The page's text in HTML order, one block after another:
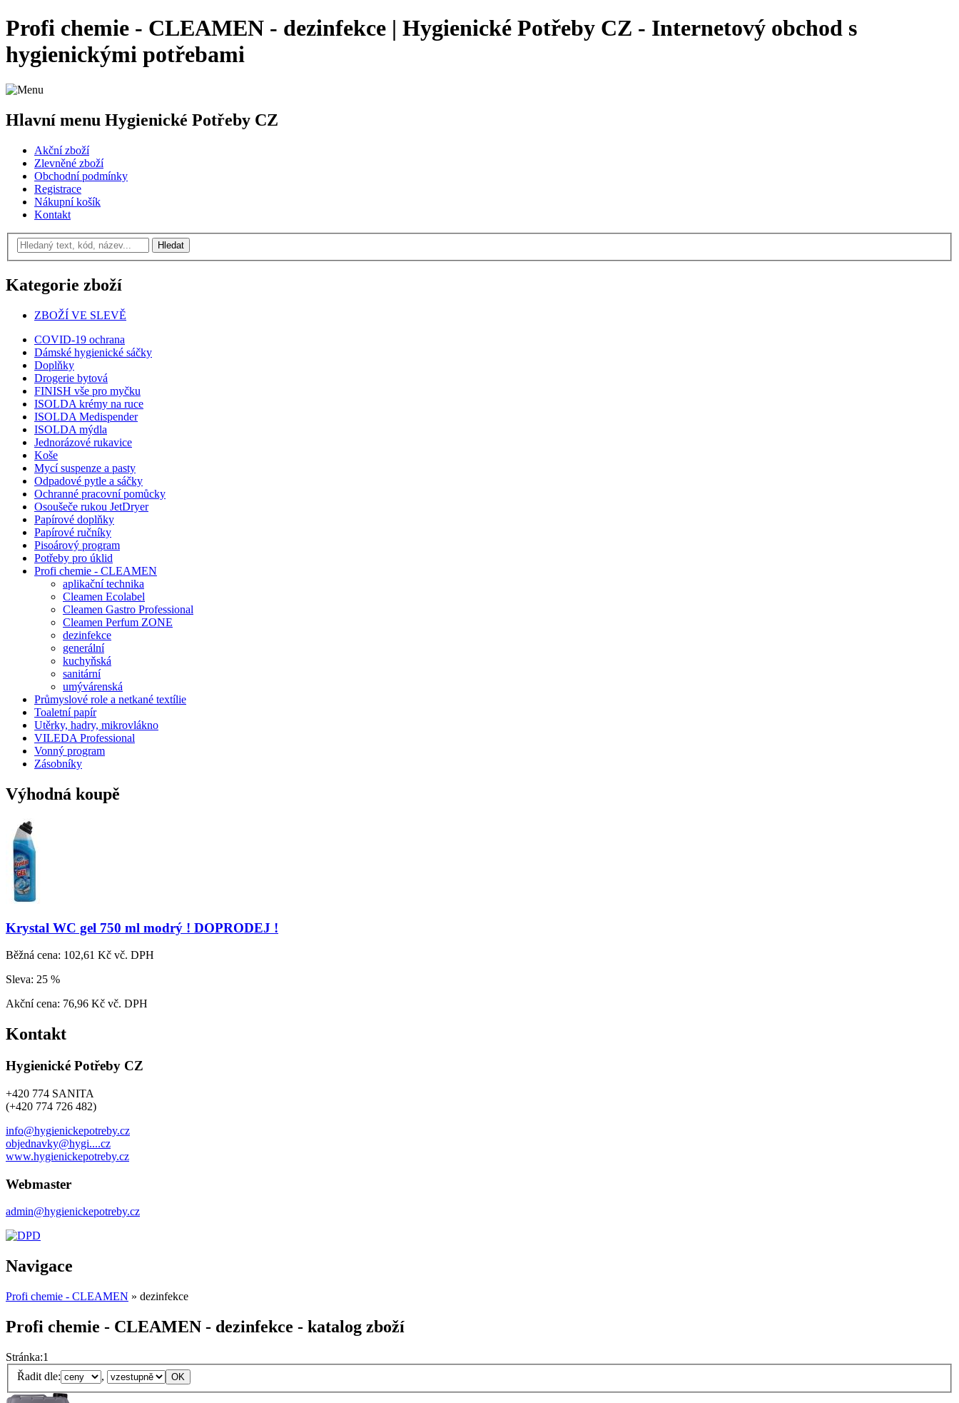
Profi chemie - CLEAMEN - dezinfekce | Hygienické Potřeby CZ - Internetový obchod s
hygienickými potřebami
Hlavní menu Hygienické Potřeby CZ
Akční zboží
Zlevněné zboží
Obchodní podmínky
Registrace
Nákupní košík
Kontakt
Kategorie zboží
ZBOŽÍ VE SLEVĚ
COVID-19 ochrana
Dámské hygienické sáčky
Doplňky
Drogerie bytová
FINISH vše pro myčku
ISOLDA krémy na ruce
ISOLDA Medispender
ISOLDA mýdla
Jednorázové rukavice
Koše
Mycí suspenze a pasty
Odpadové pytle a sáčky
Ochranné pracovní pomůcky
Osoušeče rukou JetDryer
Papírové doplňky
Papírové ručníky
Pisoárový program
Potřeby pro úklid
Profi chemie - CLEAMEN
aplikační technika
Cleamen Ecolabel
Cleamen Gastro Professional
Cleamen Perfum ZONE
dezinfekce
generální
kuchyňská
sanitární
umývárenská
Průmyslové role a netkané textílie
Toaletní papír
Utěrky, hadry, mikrovlákno
VILEDA Professional
Vonný program
Zásobníky
Výhodná koupě
Krystal WC gel 750 ml modrý ! DOPRODEJ !
Běžná cena: 102,61 Kč vč. DPH
Sleva: 25 %
Akční cena: 76,96 Kč vč. DPH
Kontakt
Hygienické Potřeby CZ
+420 774 SANITA
(+420 774 726 482)
info@hygienickepotreby.cz
objednavky@hygi....cz
www.hygienickepotreby.cz
Webmaster
admin@hygienickepotreby.cz
Navigace
Profi chemie - CLEAMEN » dezinfekce
Profi chemie - CLEAMEN - dezinfekce - katalog zboží
Stránka:1
Řadit dle:
,